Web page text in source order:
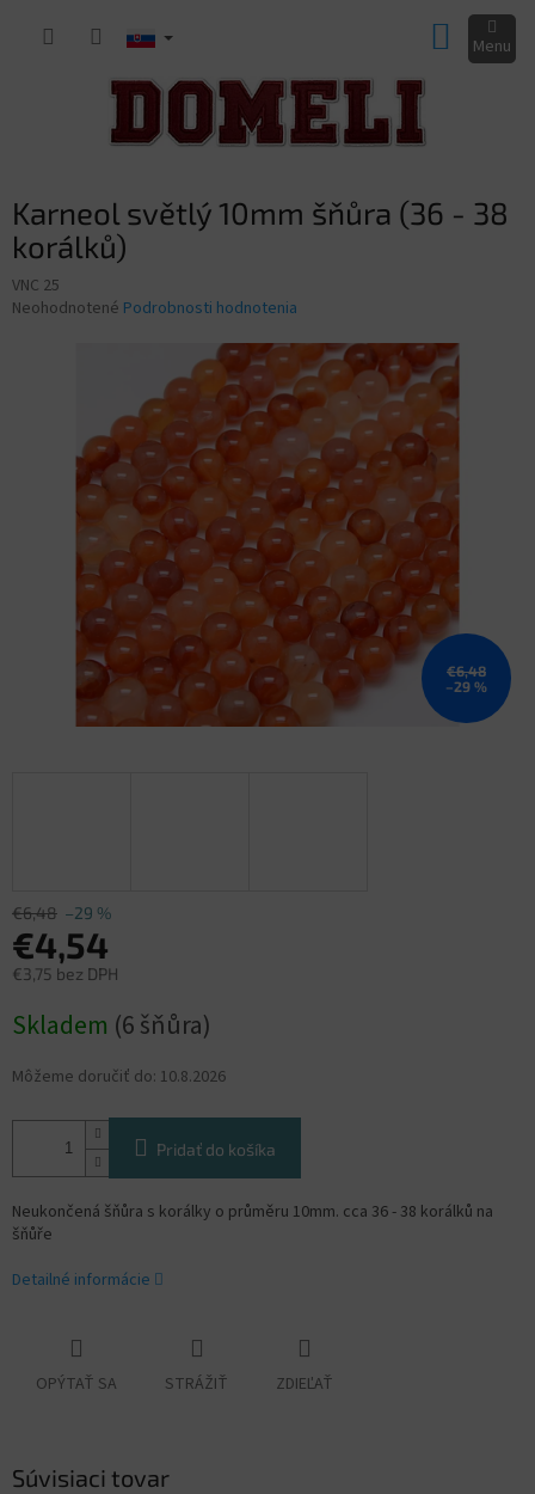
KOŠÍK
Karneol světlý 10mm šňůra (36 - 38
korálků)
VNC 25
Priemerné
hviezdičiek.
Neohodnotené Podrobnosti hodnotenia
€6,48
–29 %
€6,48 –29 %
€4,54
€3,75 bez DPH
cena:
Skladem (6 šňůra)
Môžeme doručiť do: 10.8.2026
Pridať do košíka
Neukončená šňůra s korálky o průměru 10mm. cca 36 - 38 korálků na
šňůře
Detailné informácie
OPÝTAŤ SA STRÁŽIŤ ZDIEĽAŤ
Súvisiaci tovar